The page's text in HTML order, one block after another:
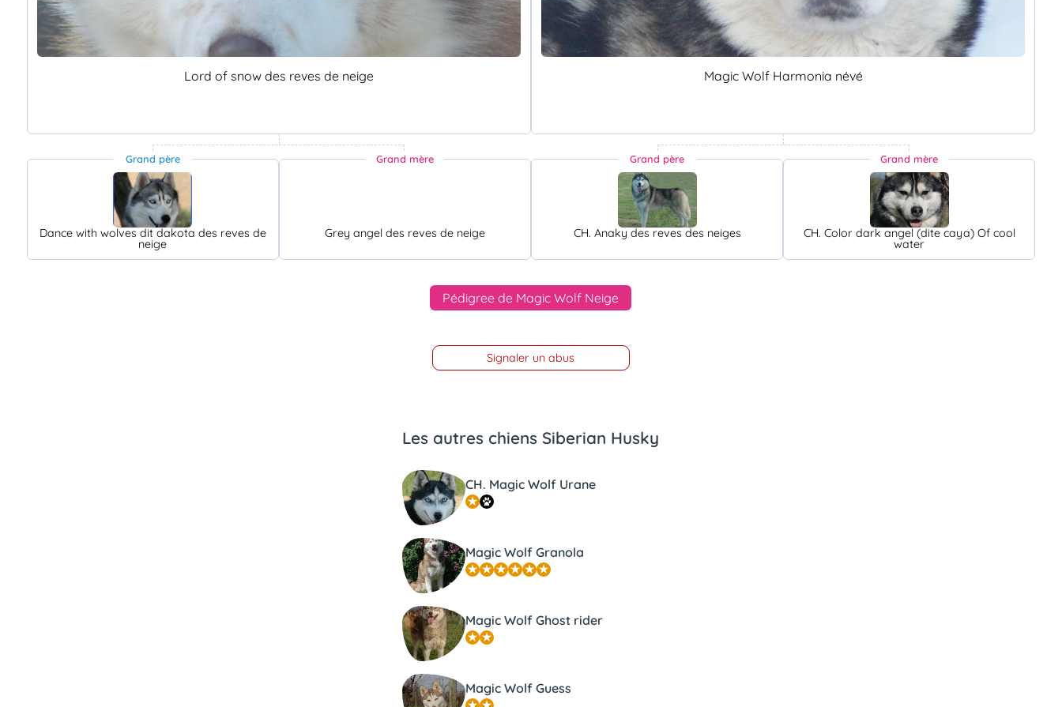
Lord of snow des reves de neige
Grand père
Dance with wolves dit dakota des reves de
neige
Grand mère
Grey angel des reves de neige
Magic Wolf Harmonia névé
Grand père
CH. Anaky des reves des neiges
Grand mère
CH. Color dark angel (dite caya) Of cool
water
Pédigree de Magic Wolf Neige
Signaler un abus
Les autres chiens Siberian Husky
CH. Magic Wolf Urane
Magic Wolf Granola
Magic Wolf Ghost rider
Magic Wolf Guess